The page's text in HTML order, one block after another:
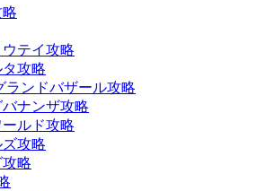
略
テイ攻略
攻略
ランドバザール攻略
バナンザ攻略
ルド攻略
攻略
略